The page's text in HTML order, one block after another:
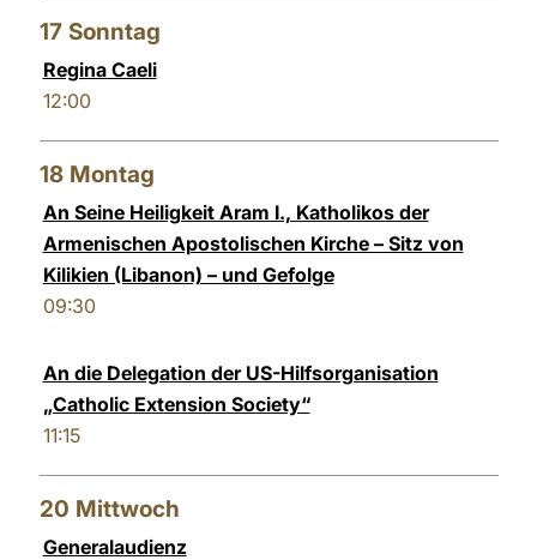
17 Sonntag
Regina Caeli
12:00
18 Montag
An Seine Heiligkeit Aram I., Katholikos der
Armenischen Apostolischen Kirche – Sitz von
Kilikien (Libanon) – und Gefolge
09:30
An die Delegation der US-Hilfsorganisation
„Catholic Extension Society“
11:15
20 Mittwoch
Generalaudienz